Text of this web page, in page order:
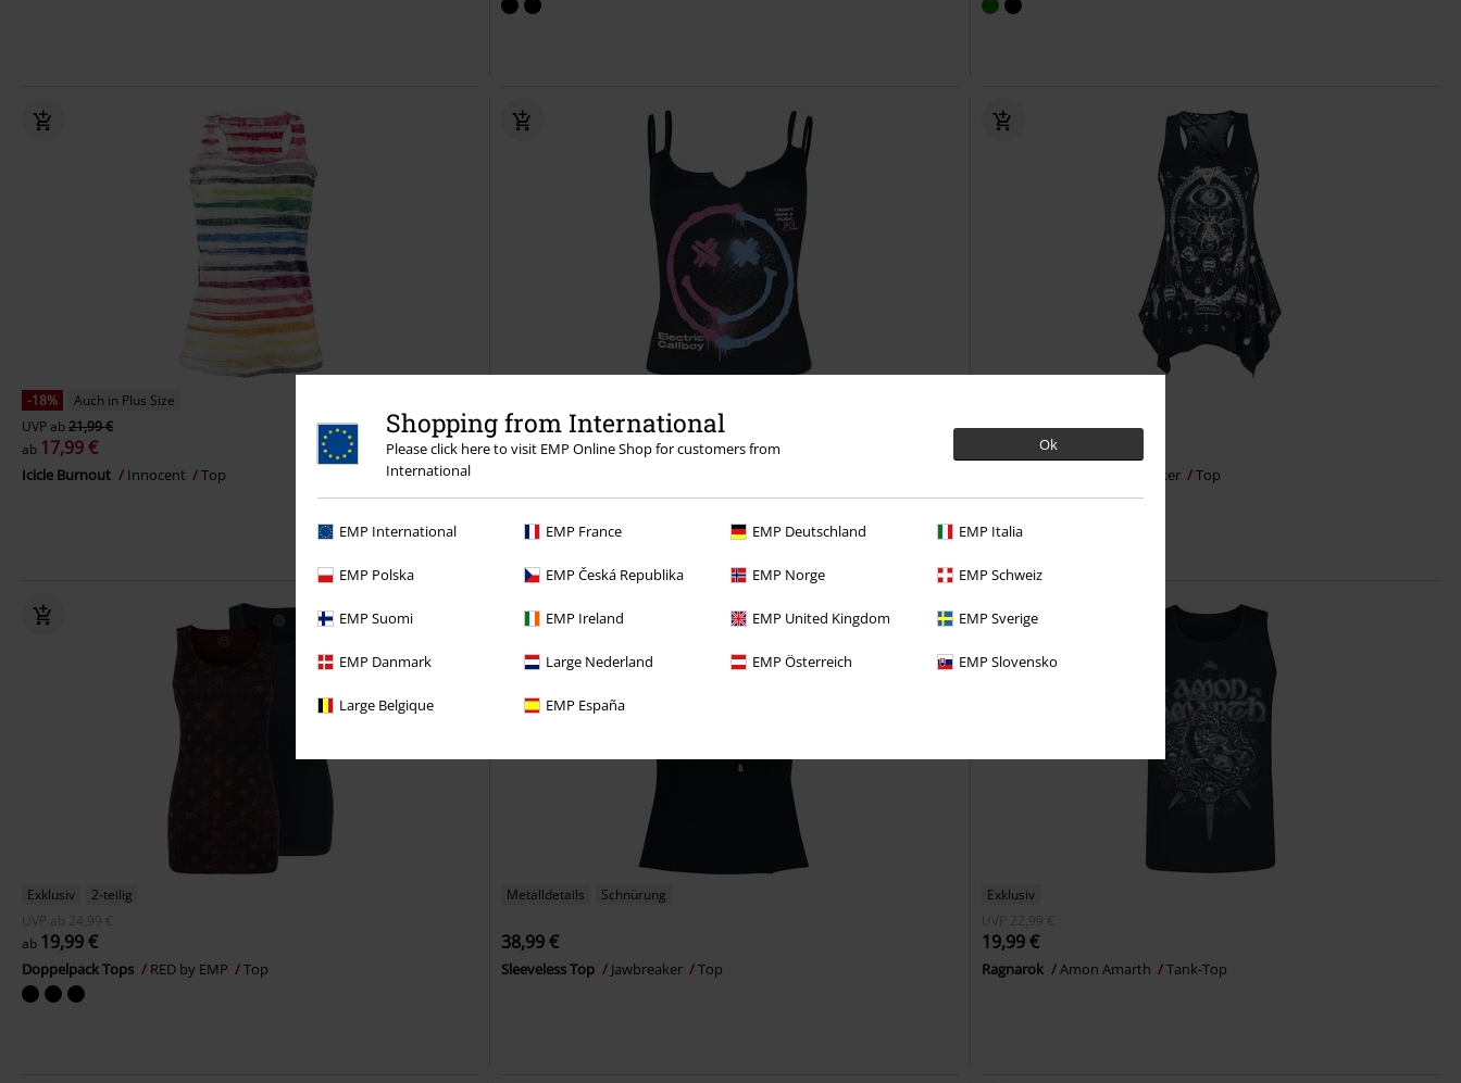
Shopping from International
Please click here to visit EMP Online Shop for customers from
International
Ok
EMP International EMP France EMP Deutschland EMP Italia
EMP Polska EMP Česká Republika EMP Norge EMP Schweiz
EMP Suomi EMP Ireland EMP United Kingdom EMP Sverige
EMP Danmark Large Nederland EMP Österreich EMP Slovensko
Large Belgique EMP España
-18%
Auch in Plus Size
UVPab21,99 €
ab 17,99 €
Icicle Burnout Innocent Top
ab24,99 € 27,99 €
Jawbreaker Top
Exklusiv
2-teilig
UVP
ab 24,99 €
ab 19,99 €
Doppelpack Tops RED by EMP Top
Metalldetails Schnürung
38,99 €
Sleeveless Top Jawbreaker Top
Exklusiv
UVP
22,99 €
19,99 €
Ragnarok Amon Amarth Tank-Top